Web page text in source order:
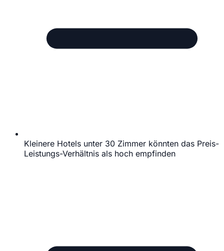
Kleinere Hotels unter 30 Zimmer könnten das Preis-
Leistungs-Verhältnis als hoch empfinden